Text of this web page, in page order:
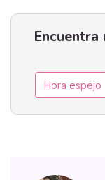
Hora espejo